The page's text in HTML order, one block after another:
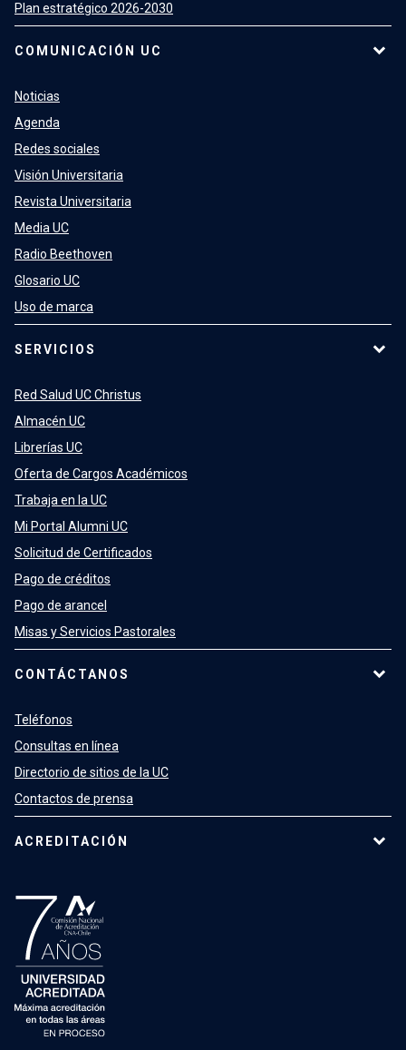
Plan estratégico 2026-2030
COMUNICACIÓN UC
Noticias
Agenda
Redes sociales
Visión Universitaria
Revista Universitaria
Media UC
Radio Beethoven
Glosario UC
Uso de marca
SERVICIOS
Red Salud UC Christus
Almacén UC
Librerías UC
Oferta de Cargos Académicos
Trabaja en la UC
Mi Portal Alumni UC
Solicitud de Certificados
Pago de créditos
Pago de arancel
Misas y Servicios Pastorales
CONTÁCTANOS
Teléfonos
Consultas en línea
Directorio de sitios de la UC
Contactos de prensa
ACREDITACIÓN